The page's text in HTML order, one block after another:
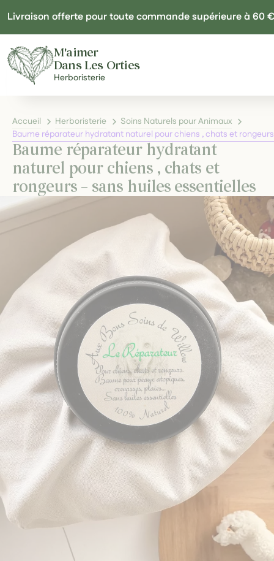
Livraison offerte pour toute commande supérieure à 60 €
M'aimer
Dans Les Orties
Herboristerie
Accueil Herboristerie
Soins Naturels pour Animaux
Baume réparateur hydratant naturel pour chiens , chats et
Baume réparateur hydratant
naturel pour chiens , chats et
rongeurs – sans huiles essentielles